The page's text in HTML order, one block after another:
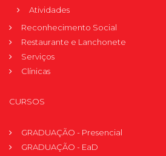
Atividades
Reconhecimento Social
Restaurante e Lanchonete
Serviços
Clínicas
CURSOS
GRADUAÇÃO - Presencial
GRADUAÇÃO - EaD